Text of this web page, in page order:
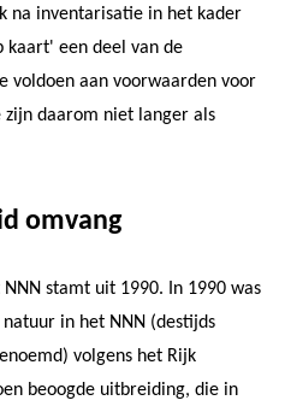
na inventarisatie in het kader
een deel van de
voldoen aan voorwaarden voor
zijn daarom niet langer als
omvang
stamt uit 1990. In 1990 was
in het NNN (destijds
volgens het Rijk
beoogde uitbreiding, die in